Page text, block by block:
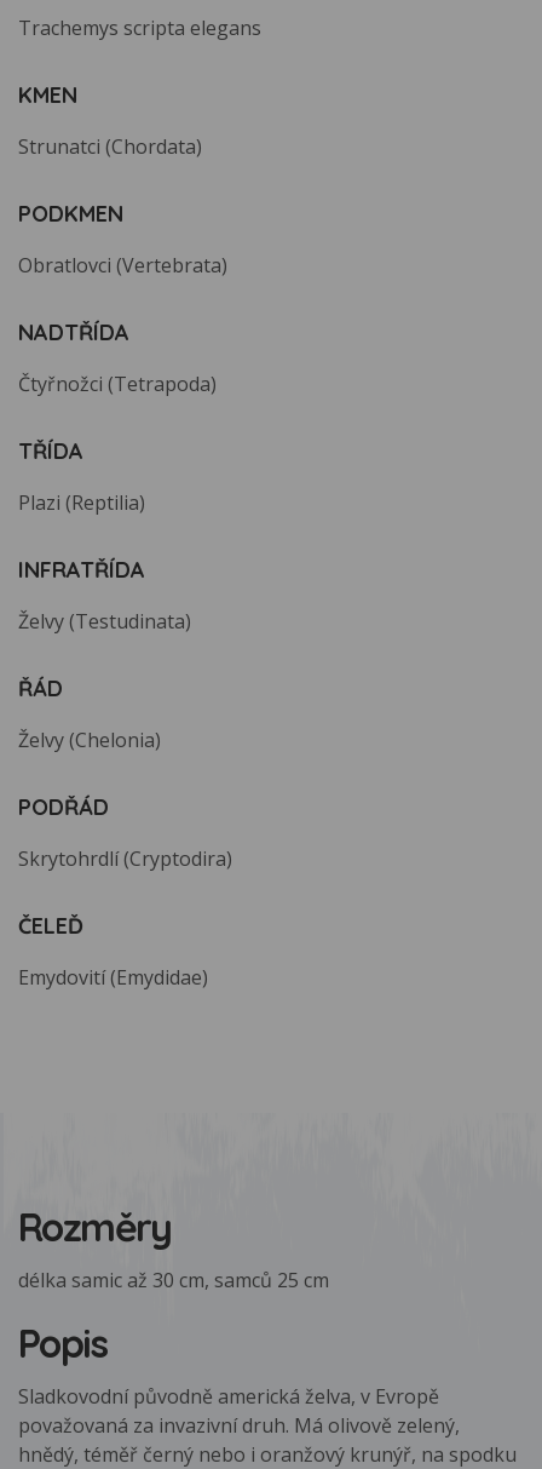
Trachemys scripta elegans
KMEN
Strunatci (Chordata)
PODKMEN
Obratlovci (Vertebrata)
NADTŘÍDA
Čtyřnožci (Tetrapoda)
TŘÍDA
Plazi (Reptilia)
INFRATŘÍDA
Želvy (Testudinata)
ŘÁD
Želvy (Chelonia)
PODŘÁD
Skrytohrdlí (Cryptodira)
ČELEĎ
Emydovití (Emydidae)
Rozměry
délka samic až 30 cm, samců 25 cm
Popis
Sladkovodní původně americká želva, v Evropě
považovaná za invazivní druh. Má olivově zelený,
hnědý, téměř černý nebo i oranžový krunýř, na spodku